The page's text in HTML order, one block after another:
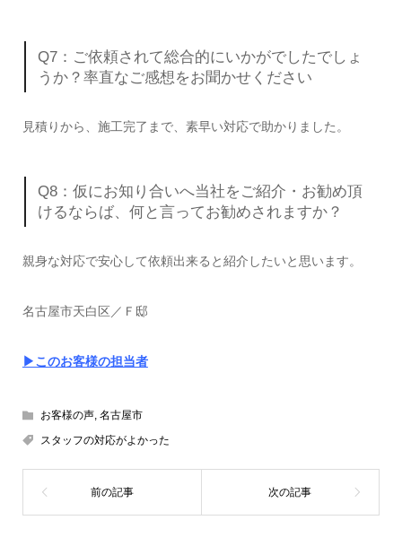
Q7：ご依頼されて総合的にいかがでしたでしょ
うか？率直なご感想をお聞かせください
見積りから、施工完了まで、素早い対応で助かりました。
Q8：仮にお知り合いへ当社をご紹介・お勧め頂
けるならば、何と言ってお勧めされますか？
親身な対応で安心して依頼出来ると紹介したいと思います。
名古屋市天白区／Ｆ邸
▶このお客様の担当者
お客様の声, 名古屋市
スタッフの対応がよかった